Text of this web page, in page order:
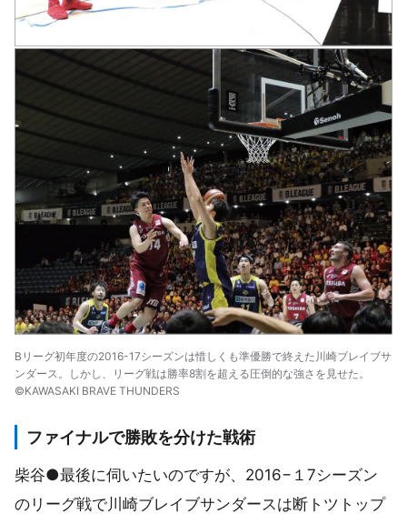
Bリーグ初年度の2016-17シーズンは惜しくも準優勝で終えた川崎ブレイブサ
ンダース。しかし、リーグ戦は勝率8割を超える圧倒的な強さを見せた。
©KAWASAKI BRAVE THUNDERS
ファイナルで勝敗を分けた戦術
柴谷●最後に伺いたいのですが、2016−１7シーズン
のリーグ戦で川崎ブレイブサンダースは断トツトップ